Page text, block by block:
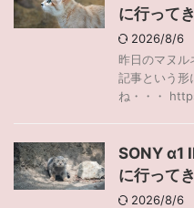
に行って
2026/8/6
昨日のマヌル
記事という形
ね・・・
SONY α1
に行って
2026/8/6